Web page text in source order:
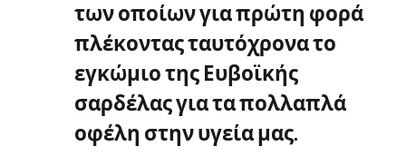
των οποίων για πρώτη φορά
πλέκοντας ταυτόχρονα το
εγκώμιο της Ευβοϊκής
σαρδέλας για τα πολλαπλά
οφέλη στην υγεία μας.